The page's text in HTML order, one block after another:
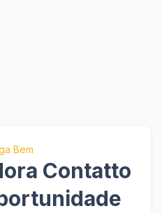
Bem
Contatto